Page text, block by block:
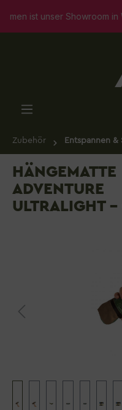
springen
ist unser Showroom in
Zubehör Entspannen &
HÄNGEMATTE
ADVENTURE
ULTRALIGHT -